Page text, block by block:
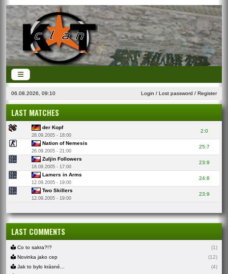
06.08.2026, 09:10 Login / Lost password / Register
LAST MATCHES
der Kopf
28.09.2005 - 18:00
2:0
Nation of Nemesis
26.09.2005 - 21:00
25:7
Zuljin Followers
18.09.2005 - 17:00
23:9
Lamers in Arms
12.09.2005 - 19:00
24:8
Two Skillers
12.09.2005 - 19:00
23:9
LAST COMMENTS
Co to sakra?!?
(1)
Novinka jako cep
(12)
Jak to bylo krásné...
(4)